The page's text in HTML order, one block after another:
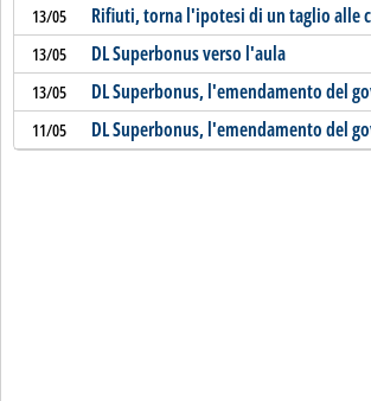
13/05 Rifiuti, torna l'ipotesi di un taglio alle
13/05 DL Superbonus verso l'aula
13/05 DL Superbonus, l'emendamento del
11/05 DL Superbonus, l'emendamento del